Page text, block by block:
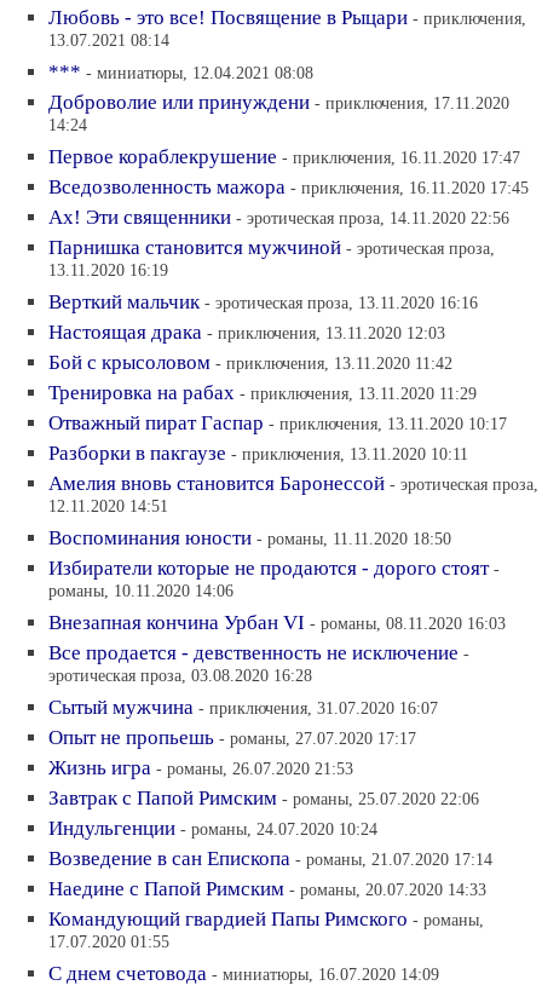
Любовь - это все! Посвящение в Рыцари - приключения,
13.07.2021 08:14
*** - миниатюры, 12.04.2021 08:08
Доброволие или принуждени - приключения, 17.11.2020
14:24
Первое кораблекрушение - приключения, 16.11.2020 17:47
Вседозволенность мажора - приключения, 16.11.2020 17:45
Ах! Эти священники - эротическая проза, 14.11.2020 22:56
Парнишка становится мужчиной - эротическая проза,
13.11.2020 16:19
Верткий мальчик - эротическая проза, 13.11.2020 16:16
Настоящая драка - приключения, 13.11.2020 12:03
Бой с крысоловом - приключения, 13.11.2020 11:42
Тренировка на рабах - приключения, 13.11.2020 11:29
Отважный пират Гаспар - приключения, 13.11.2020 10:17
Разборки в пакгаузе - приключения, 13.11.2020 10:11
Амелия вновь становится Баронессой - эротическая проза,
12.11.2020 14:51
Воспоминания юности - романы, 11.11.2020 18:50
Избиратели которые не продаются - дорого стоят -
романы, 10.11.2020 14:06
Внезапная кончина Урбан VI - романы, 08.11.2020 16:03
Все продается - девственность не исключение -
эротическая проза, 03.08.2020 16:28
Сытый мужчина - приключения, 31.07.2020 16:07
Опыт не пропьешь - романы, 27.07.2020 17:17
Жизнь игра - романы, 26.07.2020 21:53
Завтрак с Папой Римским - романы, 25.07.2020 22:06
Индульгенции - романы, 24.07.2020 10:24
Возведение в сан Епископа - романы, 21.07.2020 17:14
Наедине с Папой Римским - романы, 20.07.2020 14:33
Командующий гвардией Папы Римского - романы,
17.07.2020 01:55
С днем счетовода - миниатюры, 16.07.2020 14:09